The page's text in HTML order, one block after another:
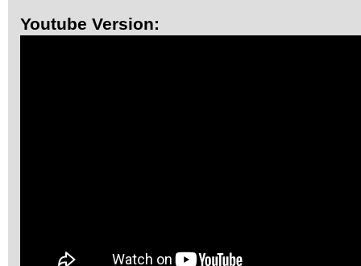
Youtube Version: